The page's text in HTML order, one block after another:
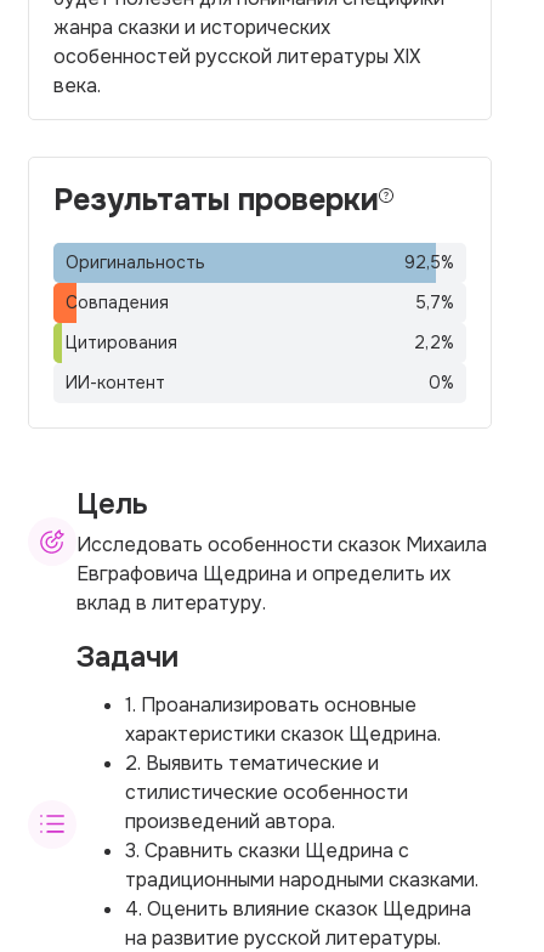
жанра сказки и исторических
особенностей русской литературы XIX
века.
Результаты проверки
Оригинальность 92,5%
Совпадения
5,7%
Цитирования
2,2%
ИИ-контент
0%
Цель
Исследовать особенности сказок Михаила
Евграфовича Щедрина и определить их
вклад в литературу.
Задачи
1. Проанализировать основные
характеристики сказок Щедрина.
2. Выявить тематические и
стилистические особенности
произведений автора.
3. Сравнить сказки Щедрина с
традиционными народными сказками.
4. Оценить влияние сказок Щедрина
на развитие русской литературы.